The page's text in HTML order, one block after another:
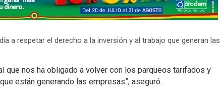
a respetar el derecho a la inversión y al trabajo que generan las
que nos ha obligado a volver con los parqueos tarifados y
están generando las empresas”, aseguró.